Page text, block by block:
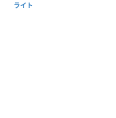
ライト